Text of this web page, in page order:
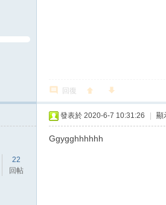
回復
22
回帖
發表於 2020-6-7 10:31:26 顯
Ggygghhhhhh